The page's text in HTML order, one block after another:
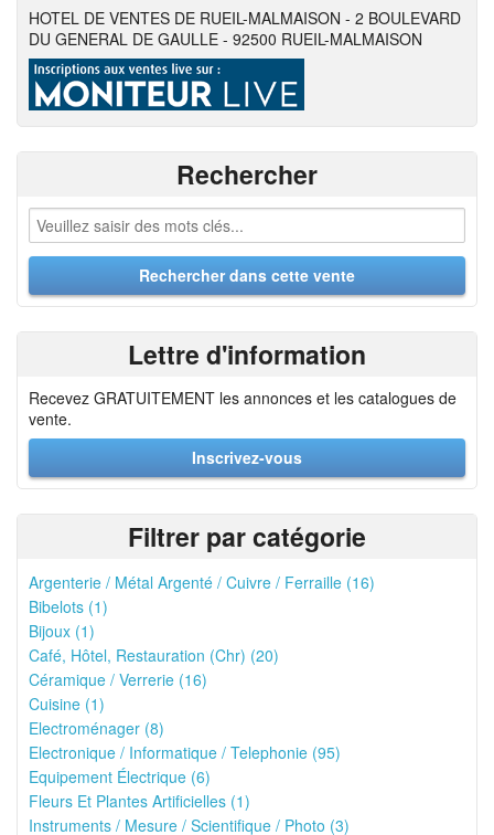
HOTEL DE VENTES DE RUEIL-MALMAISON - 2 BOULEVARD
DU GENERAL DE GAULLE - 92500 RUEIL-MALMAISON
Rechercher
Lettre d'information
Recevez GRATUITEMENT les annonces et les catalogues de
vente.
Inscrivez-vous
Filtrer par catégorie
Argenterie / Métal Argenté / Cuivre / Ferraille (16)
Bibelots (1)
Bijoux (1)
Café, Hôtel, Restauration (Chr) (20)
Céramique / Verrerie (16)
Cuisine (1)
Electroménager (8)
Electronique / Informatique / Telephonie (95)
Equipement Électrique (6)
Fleurs Et Plantes Artificielles (1)
Instruments / Mesure / Scientifique / Photo (3)